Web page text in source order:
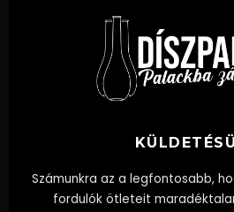
Számunkra az a legfontosabb,
fordulók ötleteit